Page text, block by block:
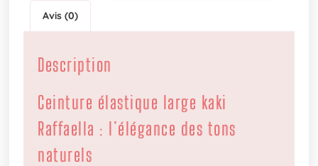
Avis (0)
Description
Ceinture élastique large kaki
Raffaella : l’élégance des tons
naturels